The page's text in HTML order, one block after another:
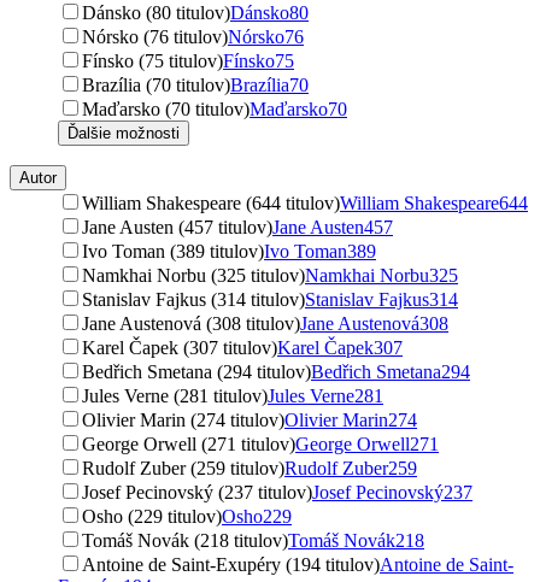
Dánsko (80 titulov)Dánsko80
Nórsko (76 titulov)Nórsko76
Fínsko (75 titulov)Fínsko75
Brazília (70 titulov)Brazília70
Maďarsko (70 titulov)Maďarsko70
Ďalšie možnosti
Autor
William Shakespeare (644 titulov)William Shakespeare644
Jane Austen (457 titulov)Jane Austen457
Ivo Toman (389 titulov)Ivo Toman389
Namkhai Norbu (325 titulov)Namkhai Norbu325
Stanislav Fajkus (314 titulov)Stanislav Fajkus314
Jane Austenová (308 titulov)Jane Austenová308
Karel Čapek (307 titulov)Karel Čapek307
Bedřich Smetana (294 titulov)Bedřich Smetana294
Jules Verne (281 titulov)Jules Verne281
Olivier Marin (274 titulov)Olivier Marin274
George Orwell (271 titulov)George Orwell271
Rudolf Zuber (259 titulov)Rudolf Zuber259
Josef Pecinovský (237 titulov)Josef Pecinovský237
Osho (229 titulov)Osho229
Tomáš Novák (218 titulov)Tomáš Novák218
Antoine de Saint-Exupéry (194 titulov)Antoine de Saint-